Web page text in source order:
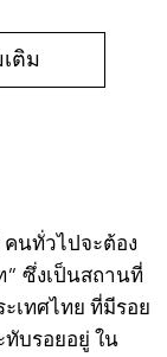
ติม
คนทั่วไปจะต้อง
ซึ่งเป็นสถานที่
เทศไทย ที่มีรอย
บรอยอยู่ ใน